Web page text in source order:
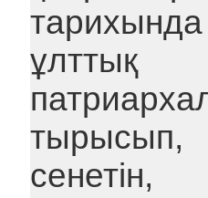
ұлттық